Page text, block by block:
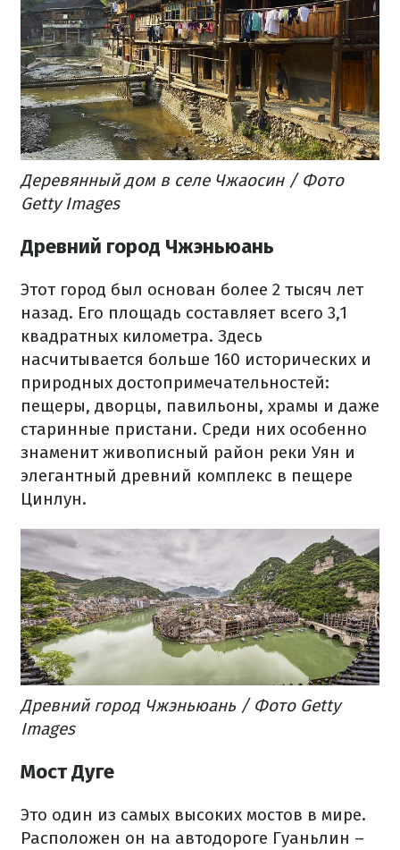
Деревянный дом в селе Чжаосин / Фото
Getty Images
Древний город Чжэньюань
Этот город был основан более 2 тысяч лет
назад. Его площадь составляет всего 3,1
квадратных километра. Здесь
насчитывается больше 160 исторических и
природных достопримечательностей:
пещеры, дворцы, павильоны, храмы и даже
старинные пристани. Среди них особенно
знаменит живописный район реки Уян и
элегантный древний комплекс в пещере
Цинлун.
Древний город Чжэньюань / Фото Getty
Images
Мост Дуге
Это один из самых высоких мостов в мире.
Расположен он на автодороге Гуаньлин –